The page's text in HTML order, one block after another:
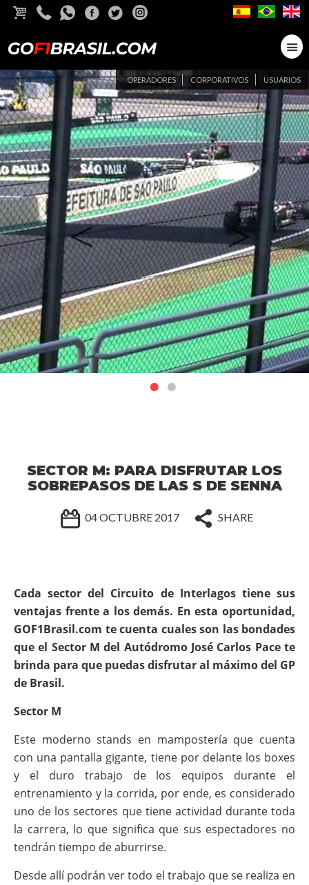
OPERADORES CORPORATIVOS USUARIOS
SECTOR M: PARA DISFRUTAR LOS
SOBREPASOS DE LAS S DE SENNA
04 OCTUBRE 2017 SHARE
Cada sector del Circuito de Interlagos tiene sus
ventajas frente a los demás. En esta oportunidad,
GOF1Brasil.com te cuenta cuales son las bondades
que el Sector M del Autódromo José Carlos Pace te
brinda para que puedas disfrutar al máximo del GP
de Brasil.
Sector M
Este moderno stands en mampostería que cuenta
con una pantalla gigante, tiene por delante los boxes
y el duro trabajo de los equipos durante el
entrenamiento y la corrida, por ende, es considerado
uno de los sectores que tiene actividad durante toda
la carrera, lo que significa que sus espectadores no
tendrán tiempo de aburrirse.
Desde allí podrán ver todo el trabajo que se realiza en